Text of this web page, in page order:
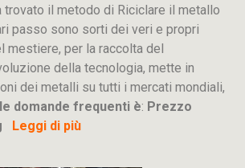
trovato il metodo di Riciclare il metallo
passo sono sorti dei veri e propri
per la raccolta del
della tecnologia, mette in
dei metalli su tutti i mercati mondiali,
domande frequenti è: Prezzo
Leggi di più